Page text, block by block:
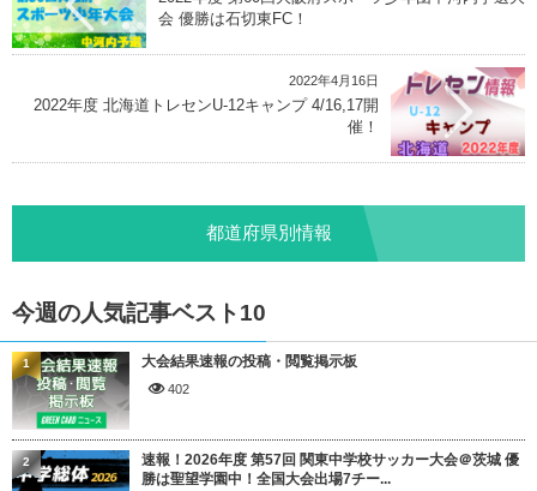
会 優勝は石切東FC！
2022年4月16日
2022年度 北海道トレセンU-12キャンプ 4/16,17開
催！
都道府県別情報
今週の人気記事ベスト10
大会結果速報の投稿・閲覧掲示板
402
1
速報！2026年度 第57回 関東中学校サッカー大会＠茨城 優
勝は聖望学園中！全国大会出場7チー...
2